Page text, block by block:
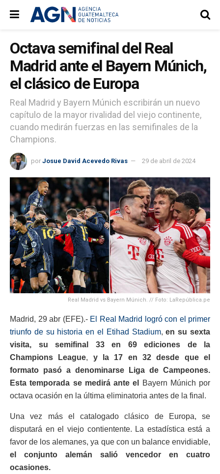
Octava semifinal del Real
Madrid ante el Bayern Múnich,
el clásico de Europa
Real Madrid y Bayern Múnich escribirán un nuevo
capítulo de la mayor rivalidad del viejo continente,
cuando medirán fuerzas en las semifinales de la
Champions.
por Josue David Acevedo Rivas 29 de abril de 2024
Real Madrid vs Bayern Múnich. // Foto: LaRepública.pe
Madrid, 29 abr (EFE).- El Real Madrid logró con el primer
triunfo de su historia en el Etihad Stadium,en su sexta
visita, su semifinal 33 en 69 ediciones de la
Champions League, y la 17 en 32 desde que el
formato pasó a denominarse Liga de Campeones.
Esta temporada se medirá ante el
Bayern Múnich por
octava ocasión en la última eliminatoria antes de la final.
Una vez más el catalogado clásico de Europa, se
disputará en el viejo contientente. La estadística está a
favor de los alemanes, ya que con un balance envidiable,
el conjunto alemán salió vencedor en cuatro
ocasiones.